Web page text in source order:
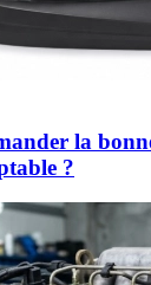
la
?